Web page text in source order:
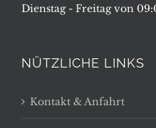
Dienstag - Freitag von
NÜTZLICHE LINKS
Kontakt & Anfahrt